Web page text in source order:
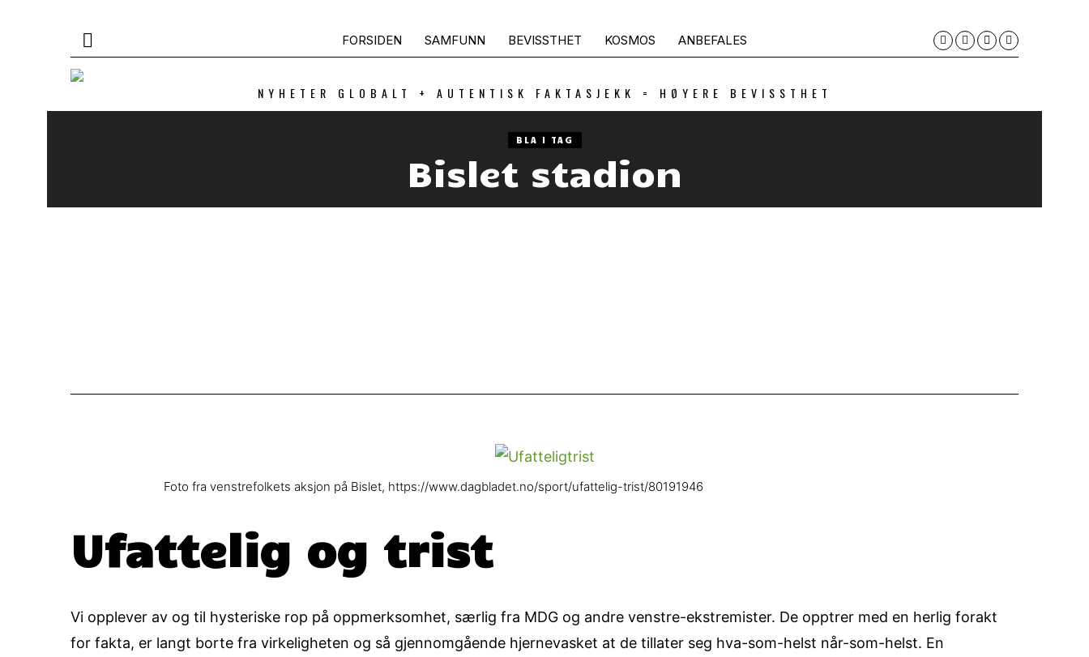
FORSIDEN SAMFUNN BEVISSTHET KOSMOS ANBEFALES
NYHETER GLOBALT + AUTENTISK FAKTASJEKK = HØYERE BEVISSTHET
BLA I TAG
Bislet stadion
Foto fra venstrefolkets aksjon på Bislet, https://www.dagbladet.no/sport/ufattelig-trist/80191946
Ufattelig og trist
Vi opplever av og til hysteriske rop på oppmerksomhet, særlig fra MDG og andre venstre-ekstremister. De opptrer med en herlig forakt
for fakta, er langt borte fra virkeligheten og så gjennomgående hjernevasket at de tillater seg hva-som-helst når-som-helst. En